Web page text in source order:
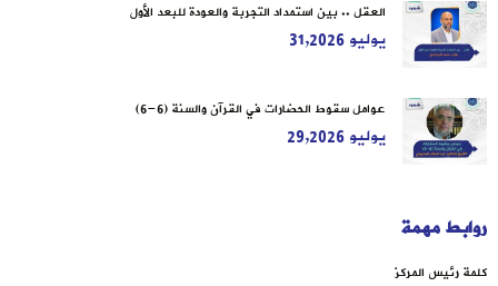
العقل .. بين استمداد التجربة والعودة للبعد الأول
يوليو 31,2026
عوامل سقوط الحضارات في القرآن والسنة (6-6)
يوليو 29,2026
روابط مهمة
كلمة رئيس المركز